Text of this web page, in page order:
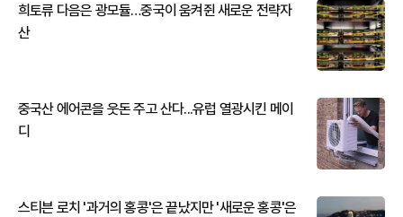
희토류 다음은 광모듈…중국이 움켜쥔 새로운 전략자
산
중국산 에어콘을 웃돈 주고 산다...유럽 열광시킨 메이
디
스티븐 로치 '과거의 홍콩'은 끝났지만 '새로운 홍콩'은